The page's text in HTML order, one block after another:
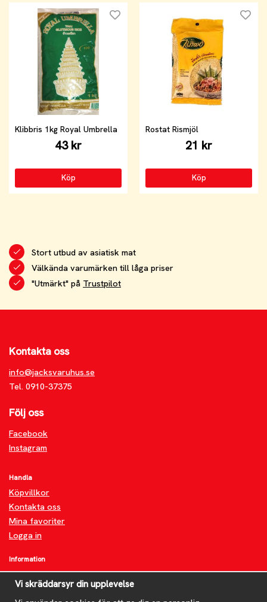
Klibbris 1kg Royal Umbrella
43 kr
Köp
Rostat Rismjöl
21 kr
Köp
Stort utbud av asiatisk mat
Välkända varumärken till låga priser
"Utmärkt" på Trustpilot
Kontakta oss
info@jacksvaruhus.se
Tel. 0910-37375
Följ oss
Facebook
Instagram
Handla
Köpvillkor
Kontakta oss
Mina favoriter
Logga in
Information
Om oss
FAQ
Vi skräddarsyr din upplevelse